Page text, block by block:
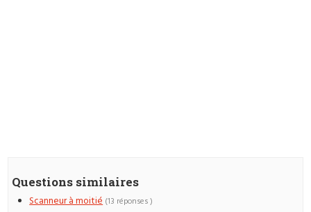
Questions similaires
Scanneur à moitié (13 réponses )